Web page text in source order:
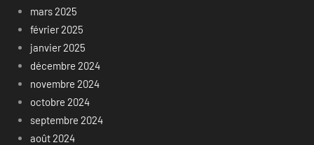
mars 2025
février 2025
janvier 2025
décembre 2024
novembre 2024
octobre 2024
septembre 2024
août 2024